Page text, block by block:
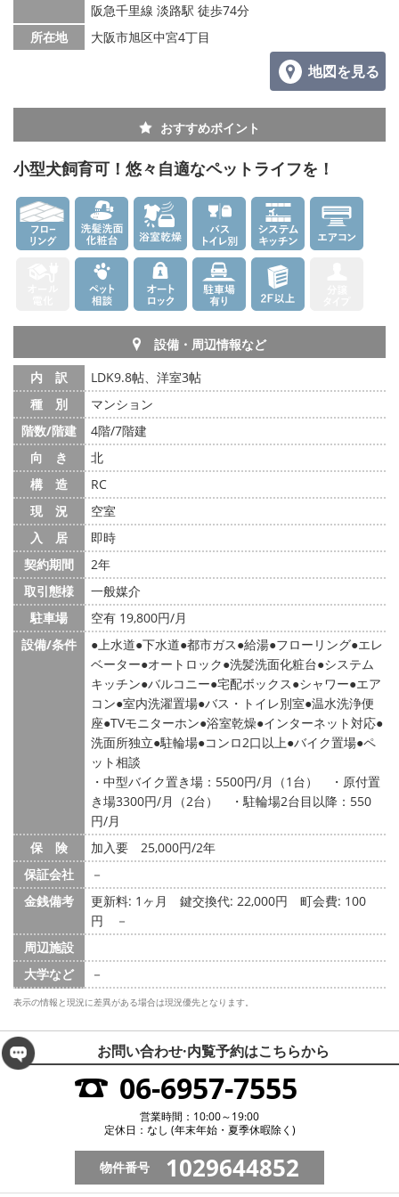
阪急千里線 淡路駅 徒歩74分
所在地
大阪市旭区中宮4丁目
地図を見る
おすすめポイント
小型犬飼育可！悠々自適なペットライフを！
設備・周辺情報など
内 訳
LDK9.8帖、洋室3帖
種 別
マンション
階数/階建
4階/7階建
向 き
北
構 造
RC
現 況
空室
入 居
即時
契約期間
2年
取引態様
一般媒介
駐車場
空有 19,800円/月
設備/条件
上水道 下水道 都市ガス 給湯 フローリング エレ
ベーター オートロック 洗髪洗面化粧台 システム
キッチン バルコニー 宅配ボックス シャワー エア
コン 室内洗濯置場 バス・トイレ別室 温水洗浄便
座 TVモニターホン 浴室乾燥 インターネット対応
洗面所独立 駐輪場 コンロ2口以上 バイク置場 ペ
ット相談
・中型バイク置き場：5500円/月（1台） ・原付置
き場3300円/月（2台） ・駐輪場2台目以降：550
円/月
保 険
加入要 25,000円/2年
保証会社
－
金銭備考
更新料: 1ヶ月 鍵交換代: 22,000円
町会費: 100
円
－
周辺施設
大学など
－
表示の情報と現況に差異がある場合は現況優先となります。
お問い合わせ·内覧予約はこちらから
06-6957-7555
営業時間：10:00～19:00
定休日：なし (年末年始・夏季休暇除く)
物件番号 1029644852